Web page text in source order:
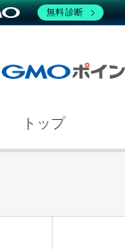
トップ
無料診断